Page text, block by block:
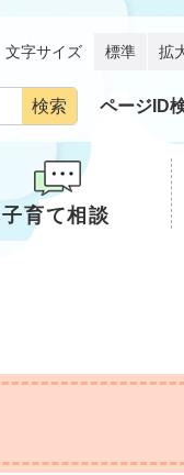
文字サイズ 標準 拡
ページID
子育て相談